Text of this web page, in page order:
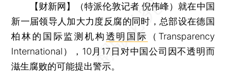
【财新网】（特派伦敦记者 倪伟峰） 就在中国
新一届领导人加大力度反腐的同时，总部设在德国
柏林的国际监测机构透明国际
（Transparency
International），10月17日对中国公司因不透明而
滋生腐败的可能提出警示。